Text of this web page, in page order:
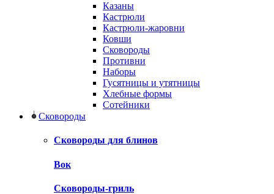
Казаны
Кастрюли
Кастрюли-жаровни
Ковши
Сковороды
Противни
Наборы
Гусятницы и утятницы
Хлебные формы
Сотейники
Сковороды
Сковороды для блинов
Вок
Сковороды-гриль